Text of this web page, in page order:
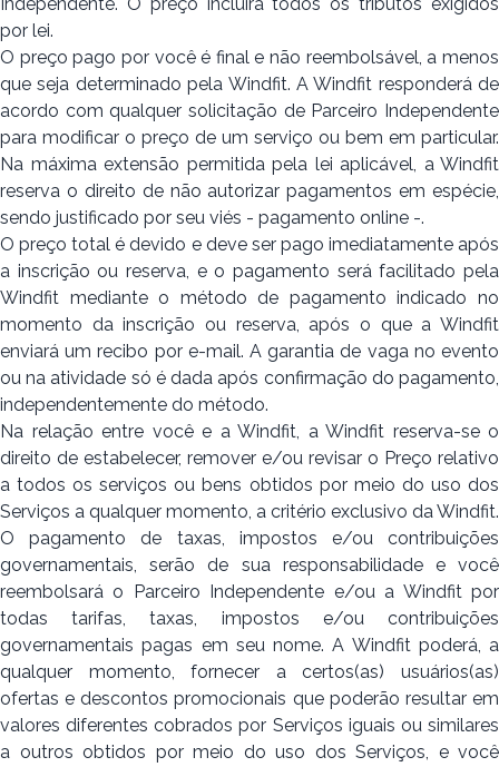
por lei.
O preço pago por você é final e não reembolsável, a menos
que seja determinado pela Windfit. A Windfit responderá de
acordo com qualquer solicitação de Parceiro Independente
para modificar o preço de um serviço ou bem em particular.
Na máxima extensão permitida pela lei aplicável, a Windfit
reserva o direito de não autorizar pagamentos em espécie,
sendo justificado por seu viés - pagamento online -.
O preço total é devido e deve ser pago imediatamente após
a inscrição ou reserva, e o pagamento será facilitado pela
Windfit mediante o método de pagamento indicado no
momento da inscrição ou reserva, após o que a Windfit
enviará um recibo por e-mail. A garantia de vaga no evento
ou na atividade só é dada após confirmação do pagamento,
independentemente do método.
Na relação entre você e a Windfit, a Windfit reserva-se o
direito de estabelecer, remover e/ou revisar o Preço relativo
a todos os serviços ou bens obtidos por meio do uso dos
Serviços a qualquer momento, a critério exclusivo da Windfit.
O pagamento de taxas, impostos e/ou contribuições
governamentais, serão de sua responsabilidade e você
reembolsará o Parceiro Independente e/ou a Windfit por
todas tarifas, taxas, impostos e/ou contribuições
governamentais pagas em seu nome. A Windfit poderá, a
qualquer momento, fornecer a certos(as) usuários(as)
ofertas e descontos promocionais que poderão resultar em
valores diferentes cobrados por Serviços iguais ou similares
a outros obtidos por meio do uso dos Serviços, e você